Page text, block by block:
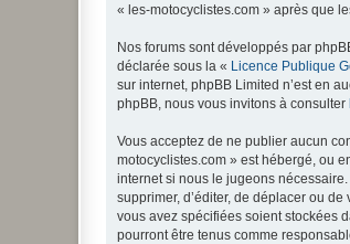
« les-motocyclistes.com » après que
Nos forums sont développés par
déclarée sous la « Licence Publique
sur internet, phpBB Limited n’est en
phpBB, nous vous invitons à consulter
Vous acceptez de ne publier aucun
motocyclistes.com » est hébergé, ou
internet si nous le jugeons
supprimer, d’éditer, de déplacer ou
vous avez spécifiées soient stockées
pourront être tenus comme